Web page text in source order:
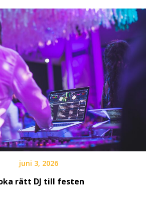
juni 3, 2026
rätt DJ till festen